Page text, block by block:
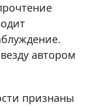
автором
признаны